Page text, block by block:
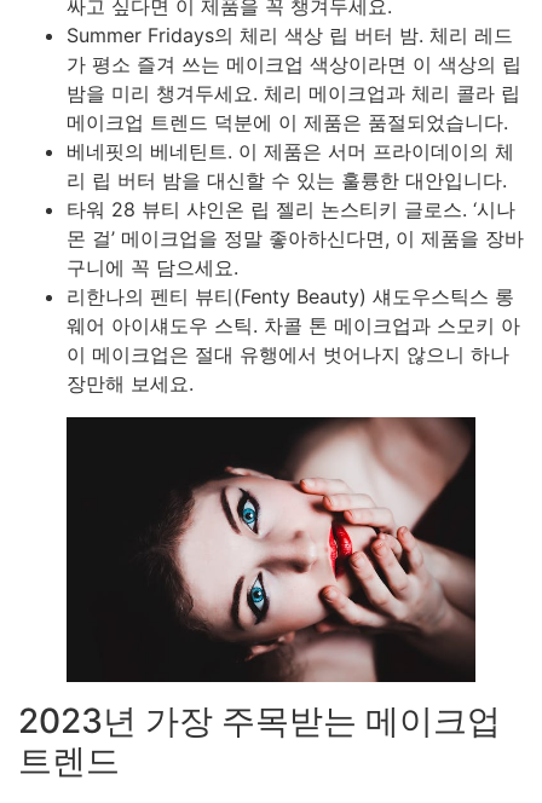
싸고 싶다면 이 제품을 꼭 챙겨두세요.
Summer Fridays의 체리 색상 립 버터 밤. 체리 레드
가 평소 즐겨 쓰는 메이크업 색상이라면 이 색상의 립
밤을 미리 챙겨두세요. 체리 메이크업과 체리 콜라 립
메이크업 트렌드 덕분에 이 제품은 품절되었습니다.
베네핏의 베네틴트. 이 제품은 서머 프라이데이의 체
리 립 버터 밤을 대신할 수 있는 훌륭한 대안입니다.
타워 28 뷰티 샤인온 립 젤리 논스티키 글로스. ‘시나
몬 걸’ 메이크업을 정말 좋아하신다면, 이 제품을 장바
구니에 꼭 담으세요.
리한나의 펜티 뷰티(Fenty Beauty) 섀도우스틱스 롱
웨어 아이섀도우 스틱. 차콜 톤 메이크업과 스모키 아
이 메이크업은 절대 유행에서 벗어나지 않으니 하나
장만해 보세요.
2023년 가장 주목받는 메이크업
트렌드